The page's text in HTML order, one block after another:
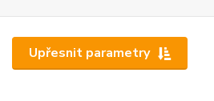
Upřesnit parametry